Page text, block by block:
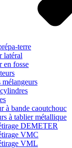
terre
latéral
en fosse
à bande caoutchouc
à tablier métallique
DEMETER
VMC
VML